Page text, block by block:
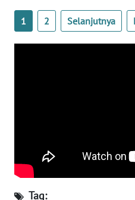
1 2 Selanjutnya
Tag:
WN
SUMSEL
JATENG
WN